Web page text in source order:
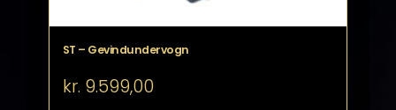
ST – Gevindundervogn
kr. 9.599,00